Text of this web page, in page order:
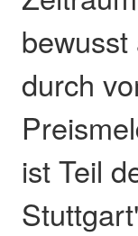
durch
ist Teil